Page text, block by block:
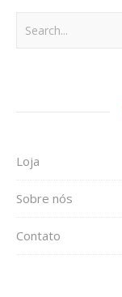
Loja
Sobre nós
Contato